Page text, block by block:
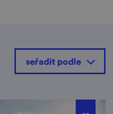
seřadit podle